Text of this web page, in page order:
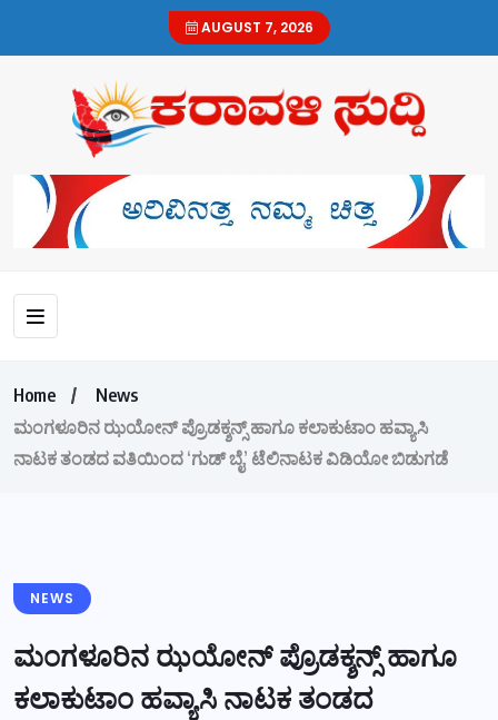
AUGUST 7, 2026
Home
News
ಮಂಗಳೂರಿನ ಝಯೋನ್ ಪ್ರೊಡಕ್ಶನ್ಸ್ ಹಾಗೂ ಕಲಾಕುಟಾಂ ಹವ್ಯಾಸಿ
ನಾಟಕ ತಂಡದ ವತಿಯಿಂದ ‘ಗುಡ್ ಬೈ’ ಟೆಲಿನಾಟಕ ವಿಡಿಯೋ ಬಿಡುಗಡೆ
NEWS
ಮಂಗಳೂರಿನ ಝಯೋನ್ ಪ್ರೊಡಕ್ಶನ್ಸ್ ಹಾಗೂ
ಕಲಾಕುಟಾಂ ಹವ್ಯಾಸಿ ನಾಟಕ ತಂಡದ